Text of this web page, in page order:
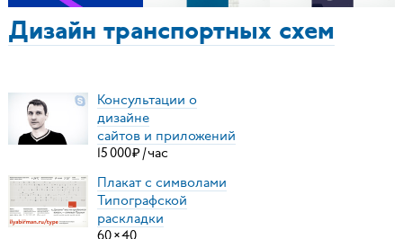
Дизайн транспортных схем
Консультации о
дизайне
сайтов и приложений
15000₽ /час
Плакат с символами
Типографской
раскладки